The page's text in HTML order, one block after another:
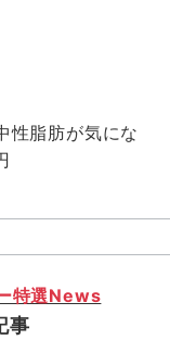
性脂肪が気にな
特選News
事